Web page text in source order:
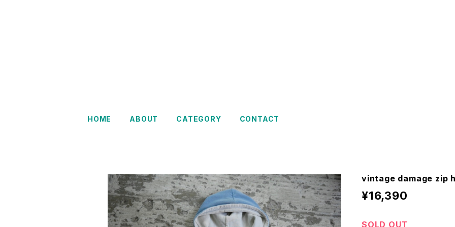
HOME ABOUT CATEGORY CONTACT
vintage damage zip
¥16,390
SOLD OUT